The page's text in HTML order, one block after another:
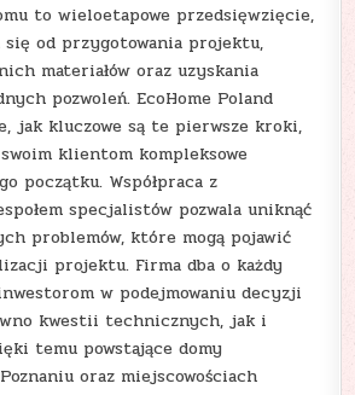
to wieloetapowe przedsięwzięcie,
od przygotowania projektu,
materiałów oraz uzyskania
pozwoleń. EcoHome Poland
jak kluczowe są te pierwsze kroki,
klientom kompleksowe
początku. Współpraca z
specjalistów pozwala uniknąć
problemów, które mogą pojawić
projektu. Firma dba o każdy
w podejmowaniu decyzji
kwestii technicznych, jak i
temu powstające domy
oraz miejscowościach